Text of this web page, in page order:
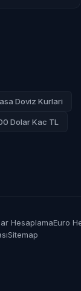
Doviz Kurlari
Dolar Kac TL
HesaplamaEuro
Sitemap